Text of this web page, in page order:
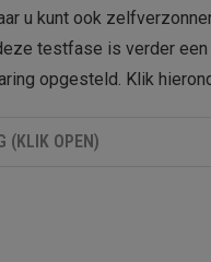
u kunt ook
testfase is verder
opgesteld. Klik
(KLIK OPEN)